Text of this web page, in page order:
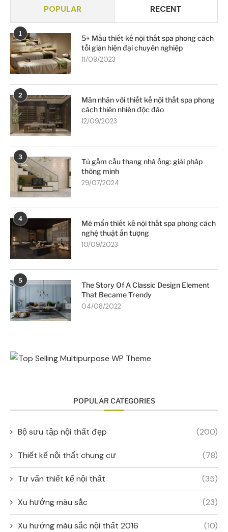
POPULAR RECENT
1
5+ Mẫu thiết kế nội thất spa phong cách
tối giản hiện đại chuyên nghiệp
11/09/2023
2
Mãn nhãn với thiết kế nội thất spa phong
cách thiên nhiên độc đáo
12/09/2023
3
Tủ gầm cầu thang nhà ống: giải pháp
thông minh
29/07/2024
4
Mê mẩn thiết kế nội thất spa phong cách
nghệ thuật ấn tượng
10/09/2023
5
The Story Of A Classic Design Element
That Became Trendy
04/08/2022
POPULAR CATEGORIES
Bộ sưu tập nội thất đẹp (200)
Thiết kế nội thất chung cư (78)
Tư vấn thiết kế nội thất (35)
Xu hướng màu sắc (23)
Xu hướng màu sắc nội thất 2016 (10)